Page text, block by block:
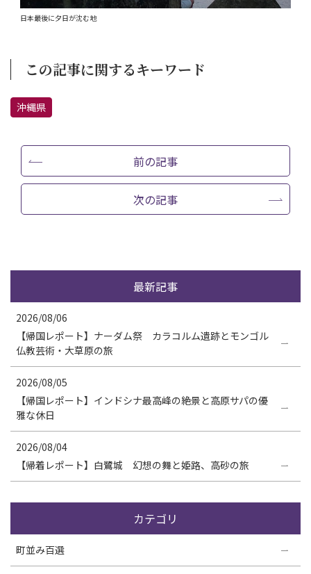
日本最後に夕日が沈む地
この記事に関するキーワード
沖縄県
前の記事
次の記事
最新記事
2026/08/06
【帰国レポート】ナーダム祭 カラコルム遺跡とモンゴル
仏教芸術・大草原の旅
2026/08/05
【帰国レポート】インドシナ最高峰の絶景と高原サパの優
雅な休日
2026/08/04
【帰着レポート】白鷺城 幻想の舞と姫路、高砂の旅
カテゴリ
町並み百選